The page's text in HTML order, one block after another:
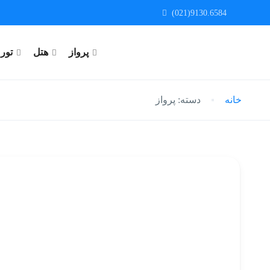
(021)9130.6584
پرواز هتل تور
خانه دسته: پرواز